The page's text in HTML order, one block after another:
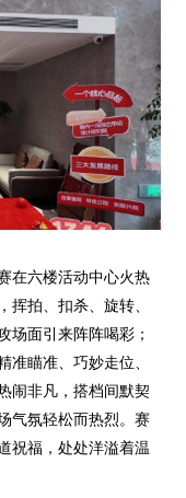
在六楼活动中心火热
挥拍、扣杀、旋转、
场面引来阵阵喝彩；
准瞄准、巧妙走位、
闹非凡，搭档间默契
气氛轻松而热烈。赛
祝福，处处洋溢着温